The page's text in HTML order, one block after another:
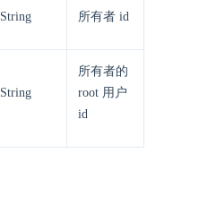
String 所有者 id
String
所有者的
root 用户
id